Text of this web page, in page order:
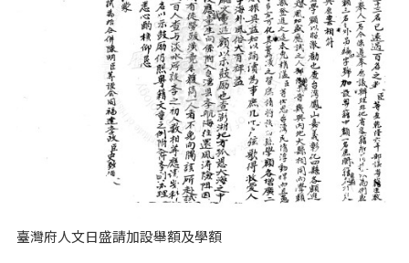
臺灣府人文日盛請加設舉額及學額